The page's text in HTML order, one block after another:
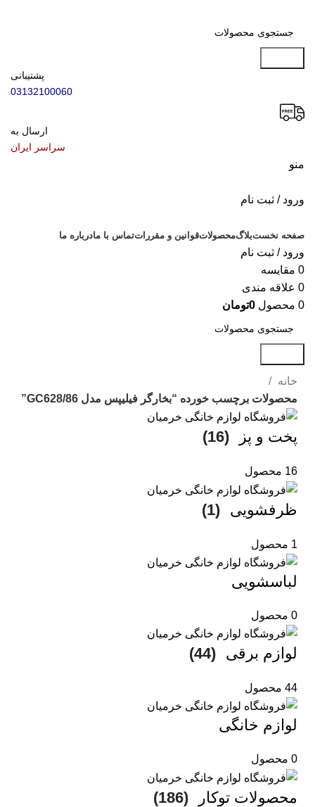
پشتیبانی
03132100060
ارسال به
سراسر ایران
منو
ورود / ثبت نام
صفحه نخستبلاگمحصولاتقوانین و مقرراتتماس با مادرباره ما
ورود / ثبت نام
0 مقایسه
0 علاقه مندی
0 محصول 0تومان
خانه
محصولات برچسب خورده “بخارگر فیلیپس مدل GC628/86”
پخت و پز (16)
16 محصول
ظرفشویی (1)
1 محصول
لباسشویی
0 محصول
لوازم برقی (44)
44 محصول
لوازم خانگی
0 محصول
محصولات توکار (186)